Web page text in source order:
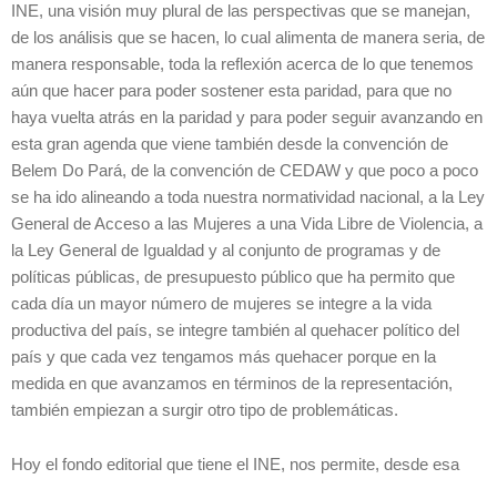
INE, una visión muy plural de las perspectivas que se manejan,
de los análisis que se hacen, lo cual alimenta de manera seria, de
manera responsable, toda la reflexión acerca de lo que tenemos
aún que hacer para poder sostener esta paridad, para que no
haya vuelta atrás en la paridad y para poder seguir avanzando en
esta gran agenda que viene también desde la convención de
Belem Do Pará, de la convención de CEDAW y que poco a poco
se ha ido alineando a toda nuestra normatividad nacional, a la Ley
General de Acceso a las Mujeres a una Vida Libre de Violencia, a
la Ley General de Igualdad y al conjunto de programas y de
políticas públicas, de presupuesto público que ha permito que
cada día un mayor número de mujeres se integre a la vida
productiva del país, se integre también al quehacer político del
país y que cada vez tengamos más quehacer porque en la
medida en que avanzamos en términos de la representación,
también empiezan a surgir otro tipo de problemáticas.
Hoy el fondo editorial que tiene el INE, nos permite, desde esa